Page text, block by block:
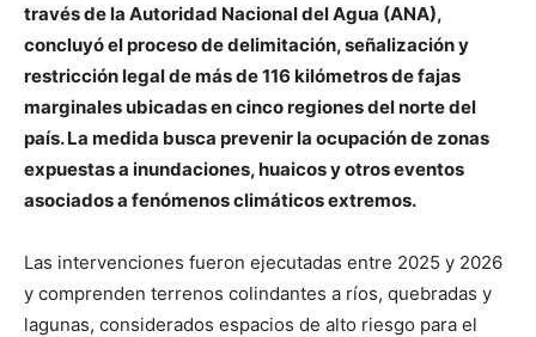
través de la Autoridad Nacional del Agua (ANA),
concluyó el proceso de delimitación, señalización y
restricción legal de más de 116 kilómetros de fajas
marginales ubicadas en cinco regiones del norte del
país. La medida busca prevenir la ocupación de zonas
expuestas a inundaciones, huaicos y otros eventos
asociados a fenómenos climáticos extremos.
Las intervenciones fueron ejecutadas entre 2025 y 2026
y comprenden terrenos colindantes a ríos, quebradas y
lagunas, considerados espacios de alto riesgo para el